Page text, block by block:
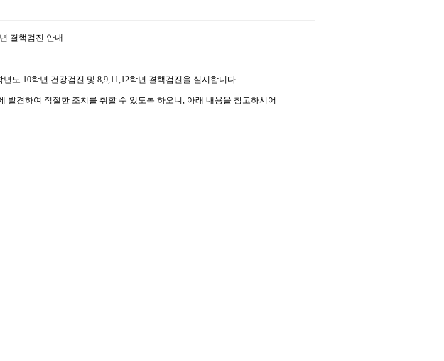
결핵검진 안내
년도 10학년 건강검진 및 8,9,11,12학년 결핵검진을 실시합니다.
발견하여 적절한 조치를 취할 수 있도록 하오니 , 아래 내용을 참고하시어